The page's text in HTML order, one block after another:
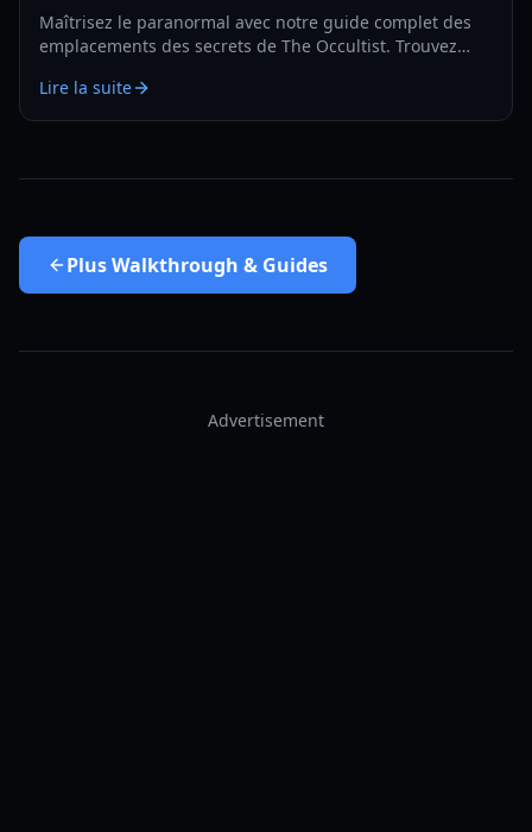
Maîtrisez le paranormal avec notre guide complet des
emplacements des secrets de The Occultist. Trouvez
découvrez le passé d'Alan.
Lire la suite
PlusWalkthrough & Guides
Advertisement